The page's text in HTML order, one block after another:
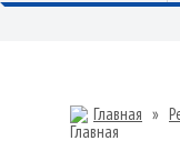
Главная »